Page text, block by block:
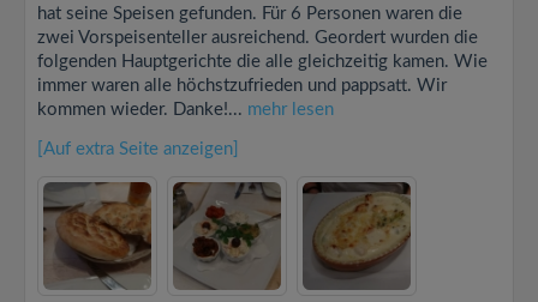
hat seine Speisen gefunden. Für 6 Personen waren die
zwei Vorspeisenteller ausreichend. Geordert wurden die
folgenden Hauptgerichte die alle gleichzeitig kamen. Wie
immer waren alle höchstzufrieden und pappsatt. Wir
kommen wieder. Danke!... mehr lesen
[Auf extra Seite anzeigen]